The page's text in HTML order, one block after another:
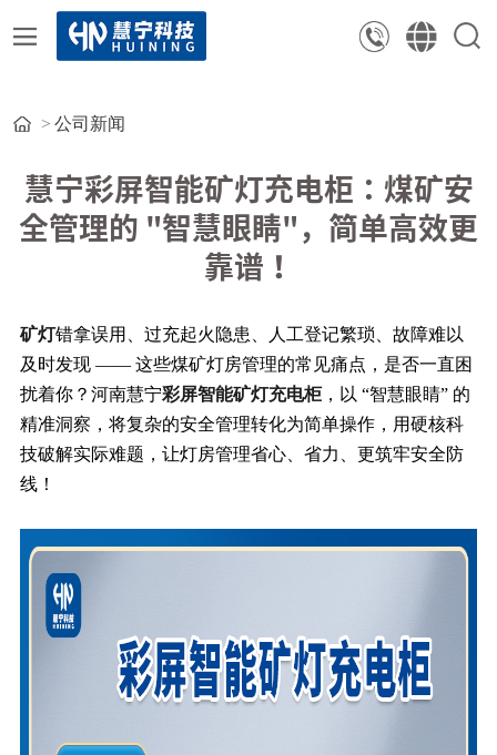
公司新闻
慧宁彩屏智能矿灯充电柜：煤矿安
全管理的 "智慧眼睛"，简单高效更
靠谱！
矿灯错拿误用、过充起火隐患、人工登记繁琐、故障难以
及时发现 —— 这些煤矿灯房管理的常见痛点，是否一直困
扰着你？河南慧宁彩屏智能矿灯充电柜，以 “智慧眼睛” 的
精准洞察，将复杂的安全管理转化为简单操作，用硬核科
技破解实际难题，让灯房管理省心、省力、更筑牢安全防
线！